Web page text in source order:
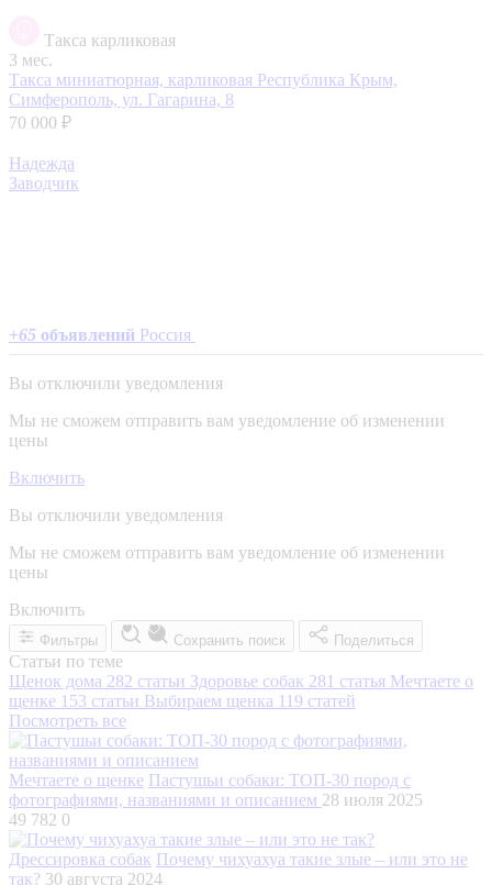
Такса карликовая
3 мес.
Такса миниатюрная, карликовая Республика Крым,
Симферополь, ул. Гагарина, 8
70 000 ₽
Надежда
Заводчик
+65 объявлений Россия
Вы отключили уведомления
Мы не сможем отправить вам уведомление об изменении
цены
Включить
Вы отключили уведомления
Мы не сможем отправить вам уведомление об изменении
цены
Включить
Фильтры Сохранить поиск Поделиться
Статьи по теме
Щенок дома 282 статьи Здоровье собак 281 статья Мечтаете о
щенке 153 статьи Выбираем щенка 119 статей
Посмотреть все
Мечтаете о щенке Пастушьи собаки: ТОП-30 пород с
фотографиями, названиями и описанием 28 июля 2025
49 782 0
Дрессировка собак Почему чихуахуа такие злые – или это не
так? 30 августа 2024